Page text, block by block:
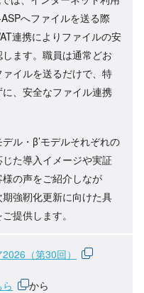
へファイルを送る際
連携によりファイルの安
ます。職員は通常どお
イルを送るだけで、特
、安全なファイル連携
ル・β’モデルそれぞれの
た導入イメージや実証
の声をご紹介しなが
強靭化更新に向けた具
提供します。
（第30回）
から